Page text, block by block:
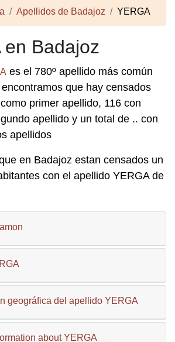
Apellidos de Badajoz YERGA
en Badajoz
es el 780º apellido más común
que hay censados
primer apellido, 116 con
apellido y un total de .. con
apellidos
en Badajoz estan censados un
con el apellido YERGA de
geográfica del apellido YERGA
about YERGA